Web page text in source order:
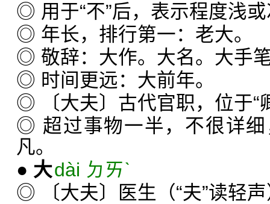
◎ 用于“不”后，表示程度浅
◎ 年长，排行第一：老大。
◎ 敬辞：大作。大名。大手
◎ 时间更远：大前年。
◎ 〔大夫〕古代官职，位于“
◎ 超过事物一半，不很详
凡。
● 大dài ㄉㄞˋ
◎ 〔大夫〕医生（“夫”读轻